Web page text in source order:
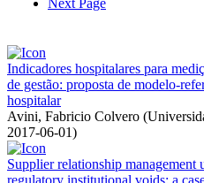
Next Page
Indicadores hospitalares para
de gestão: proposta de modelo-
hospitalar
Avini, Fabricio Colvero (
2017-06-01)
Supplier relationship management
regulatory institutional voids: a